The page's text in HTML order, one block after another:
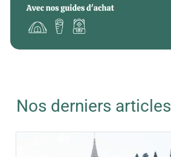
Nos derniers articles